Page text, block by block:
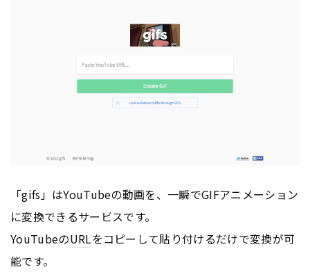
「gifs」はYouTubeの動画を、一瞬でGIFアニメーション
に変換できるサービスです。
YouTubeのURLをコピーして貼り付けるだけで変換が可
能です。